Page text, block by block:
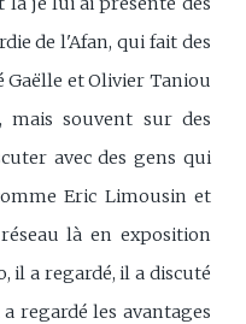
de l'Afan, qui fait des
Gaëlle et Olivier Taniou
mais souvent sur des
avec des gens qui
Eric Limousin et
là en exposition
il a regardé, il a discuté
regardé les avantages